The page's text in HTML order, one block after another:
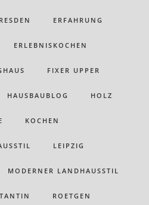
ERFAHRUNG
ERLEBNISKOCHEN
FIXER UPPER
HAUSBAUBLOG HOLZ
KOCHEN
LEIPZIG
MODERNER LANDHAUSSTIL
ROETGEN